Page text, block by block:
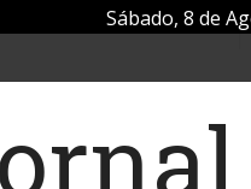
Sábado, 8 de